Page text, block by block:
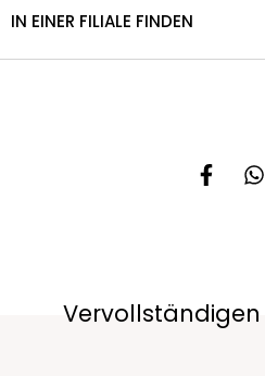
IN EINER FILIALE FINDEN
Vervollständigen